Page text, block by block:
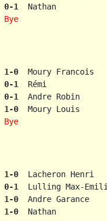
0-1 Nathan
Bye
1-0 Moury
0-1 Rémi
0-1 Andre Robin
1-0 Moury Louis
Bye
1-0 Lacheron
0-1 Lulling Max-
1-0 Andre
1-0 Nathan